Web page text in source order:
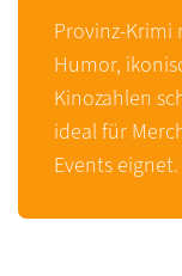
Provinz-
Humor,
Kinozahlen
ideal für
Events eignet.